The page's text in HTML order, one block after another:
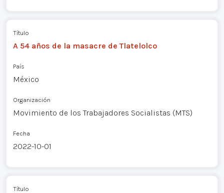
Título
A 54 años de la masacre de Tlatelolco
País
México
Organización
Movimiento de los Trabajadores Socialistas (MTS)
Fecha
2022-10-01
Título